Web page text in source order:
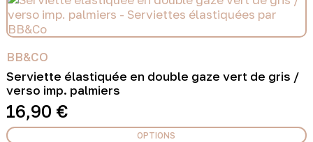
BB&CO
Serviette élastiquée en double gaze vert de gris /
verso imp. palmiers
16,90 €
OPTIONS